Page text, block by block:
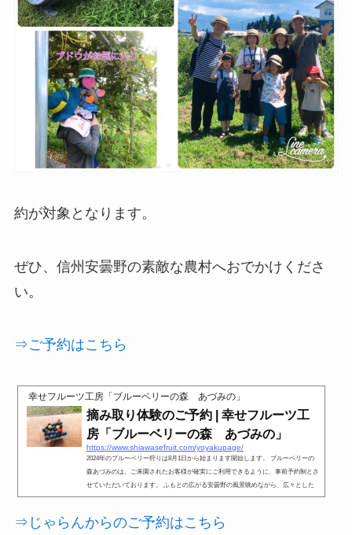
約が対象となります。
ぜひ、信州安曇野の素敵な農村へおでかけくださ
い。
⇒ご予約はこちら
幸せフルーツ工房「ブルーベリーの森 あづみの」
摘み取り体験のご予約 | 幸せフルーツ工
房「ブルーベリーの森 あづみの」
https://www.shiawasefruit.com/yoyakupage/
2024年のブルーベリー狩りは8月1日から始まります開始します。 ブルーベリーの
森あづみのは、ご来園されたお客様が確実にご利用できるように、事前予約制とさ
せていただいております。 ふもとの広がる安曇野の風景眺めながら、広々とした
園内を存分に
⇒じゃらんからのご予約はこちら